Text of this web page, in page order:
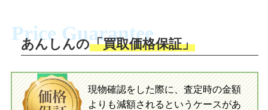
送。当店へ無料で発送いただけます。
入金完了
当店に査定したおもちゃがご到着後、ご
指定の口座に即日入金可能です。
ださい。お電話にて集荷依頼を行い発
送。当店へ無料で発送いただけます。
当店に査定したおもちゃがご到着後、ご
Price Guarantee
あんしんの「買取価格保証」
現物確認をした際に、査定時の金額
よりも減額されるというケースがあ